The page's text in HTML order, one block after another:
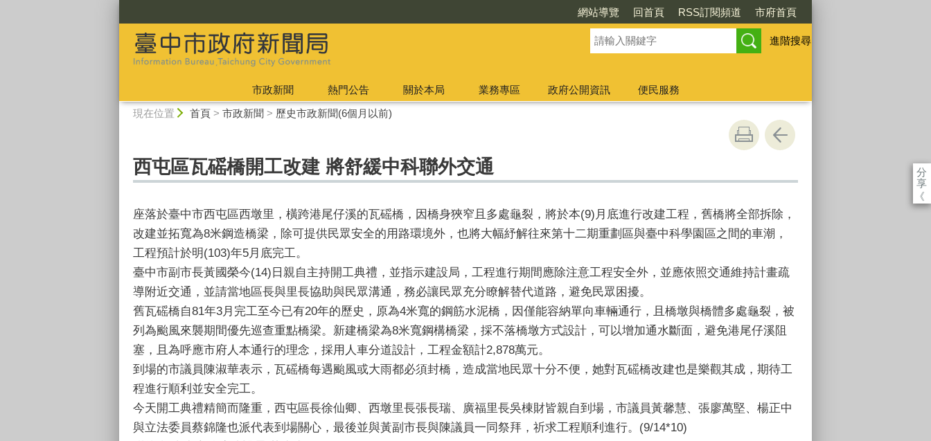
網站導覽 回首頁 RSS訂閱頻道 市府首頁
進階搜尋
市政新聞 熱門公告 關於本局 業務專區 政府公開資訊
便民服務
現在位置 首頁> 市政新聞 > 歷史市政新聞(6個月以前)
分
享
《
西屯區瓦磘橋開工改建 將舒緩中科聯外交通
座落於臺中市西屯區西墩里，橫跨港尾仔溪的瓦磘橋，因橋身狹窄且多處龜裂，將於本(9)月底進行改建工程，舊橋將全部拆除，
改建並拓寬為8米鋼造橋梁，除可提供民眾安全的用路環境外，也將大幅紓解往來第十二期重劃區與臺中科學園區之間的車潮，
工程預計於明(103)年5月底完工。
臺中市副市長黃國榮今(14)日親自主持開工典禮，並指示建設局，工程進行期間應除注意工程安全外，並應依照交通維持計畫疏
導附近交通，並請當地區長與里長協助與民眾溝通，務必讓民眾充分瞭解替代道路，避免民眾困擾。
舊瓦磘橋自81年3月完工至今已有20年的歷史，原為4米寬的鋼筋水泥橋，因僅能容納單向車輛通行，且橋墩與橋體多處龜裂，被
列為颱風來襲期間優先巡查重點橋梁。新建橋梁為8米寬鋼構橋梁，採不落橋墩方式設計，可以增加通水斷面，避免港尾仔溪阻
塞，且為呼應市府人本通行的理念，採用人車分道設計，工程金額計2,878萬元。
到場的市議員陳淑華表示，瓦磘橋每遇颱風或大雨都必須封橋，造成當地民眾十分不便，她對瓦磘橋改建也是樂觀其成，期待工
程進行順利並安全完工。
今天開工典禮精簡而隆重，西屯區長徐仙卿、西墩里長張長瑞、廣福里長吳棟財皆親自到場，市議員黃馨慧、張廖萬堅、楊正中
與立法委員蔡錦隆也派代表到場關心，最後並與黃副市長與陳議員一同祭拜，祈求工程順利進行。(9/14*10)